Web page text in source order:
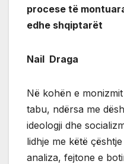
procese të
edhe shqiptarët
Nail Draga
Në kohën e
tabu, ndërsa me
ideologji dhe
lidhje me këtë
analiza, fejtone e